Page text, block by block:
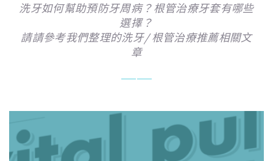
洗牙如何幫助預防牙周病？根管治療牙套有哪些
選擇？
請請參考我們整理的洗牙/根管治療推薦相關文
章